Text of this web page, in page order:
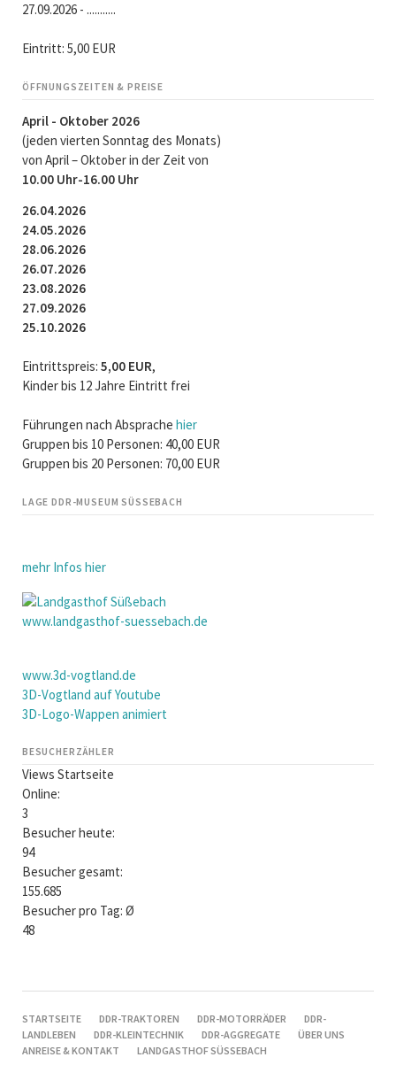
27.09.2026 - ...........
Eintritt: 5,00 EUR
ÖFFNUNGSZEITEN & PREISE
April - Oktober 2026
(jeden vierten Sonntag des Monats)
von April – Oktober in der Zeit von
10.00 Uhr-16.00 Uhr
26.04.2026
24.05.2026
28.06.2026
26.07.2026
23.08.2026
27.09.2026
25.10.2026
Eintrittspreis: 5,00 EUR,
Kinder bis 12 Jahre Eintritt frei
Führungen nach Absprache hier
Gruppen bis 10 Personen: 40,00 EUR
Gruppen bis 20 Personen: 70,00 EUR
LAGE DDR-MUSEUM SÜSSEBACH
mehr Infos hier
www.landgasthof-suessebach.de
www.3d-vogtland.de
3D-Vogtland auf Youtube
3D-Logo-Wappen animiert
BESUCHERZÄHLER
Views Startseite
Online:
3
Besucher heute:
94
Besucher gesamt:
155.685
Besucher pro Tag: Ø
48
NAVIGATION
ÜBERSPRINGEN
STARTSEITE DDR-TRAKTOREN DDR-MOTORRÄDER
DDR-
LANDLEBEN
DDR-KLEINTECHNIK DDR-AGGREGATE
ÜBER UNS
ANREISE & KONTAKT
LANDGASTHOF SÜSSEBACH